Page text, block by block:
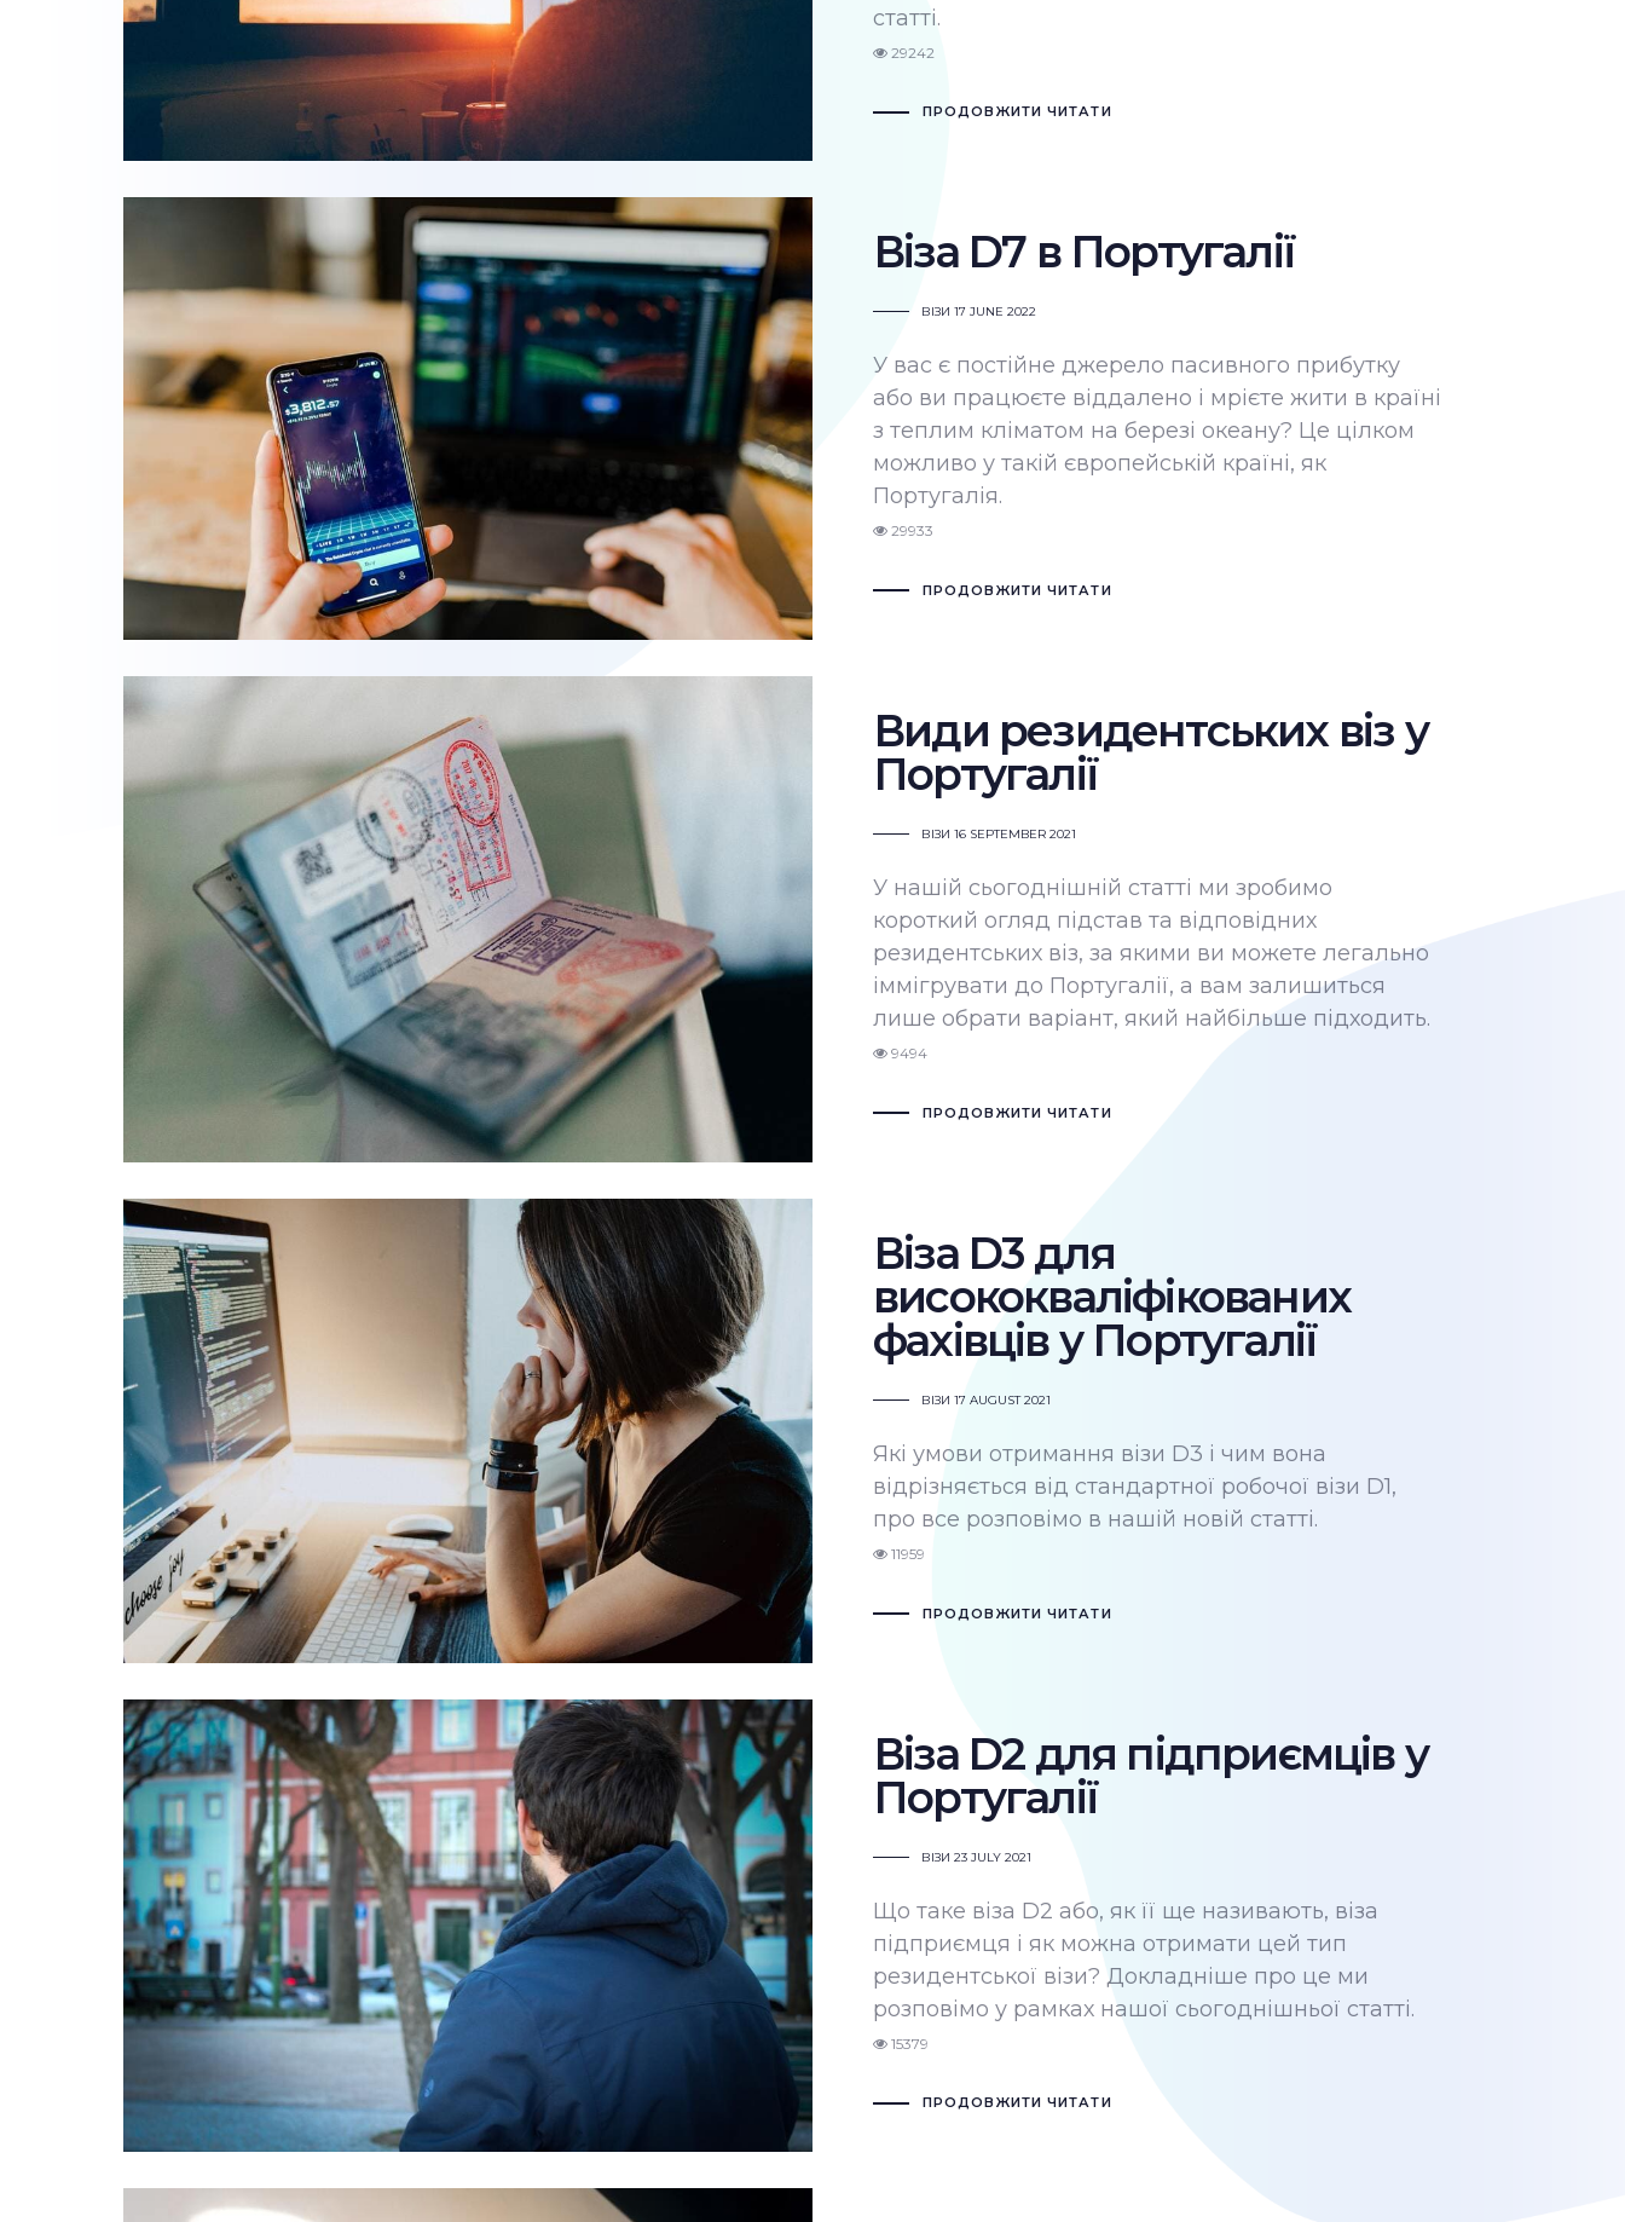
статті.
29242
ПРОДОВЖИТИ ЧИТАТИ
Віза D7 в Португалії
ВІЗИ 17 JUNE 2022
У вас є постійне джерело пасивного прибутку
або ви працюєте віддалено і мрієте жити в країні
з теплим кліматом на березі океану? Це цілком
можливо у такій європейській країні, як
Португалія.
29933
ПРОДОВЖИТИ ЧИТАТИ
Види резидентських віз у
Португалії
ВІЗИ 16 SEPTEMBER 2021
У нашій сьогоднішній статті ми зробимо
короткий огляд підстав та відповідних
резидентських віз, за якими ви можете легально
іммігрувати до Португалії, а вам залишиться
лише обрати варіант, який найбільше підходить.
9494
ПРОДОВЖИТИ ЧИТАТИ
Віза D3 для
висококваліфікованих
фахівців у Португалії
ВІЗИ 17 AUGUST 2021
Які умови отримання візи D3 і чим вона
відрізняється від стандартної робочої візи D1,
про все розповімо в нашій новій статті.
11959
ПРОДОВЖИТИ ЧИТАТИ
Віза D2 для підприємців у
Португалії
ВІЗИ 23 JULY 2021
Що таке віза D2 або, як її ще називають, віза
підприємця і як можна отримати цей тип
резидентської візи? Докладніше про це ми
розповімо у рамках нашої сьогоднішньої статті.
15379
ПРОДОВЖИТИ ЧИТАТИ